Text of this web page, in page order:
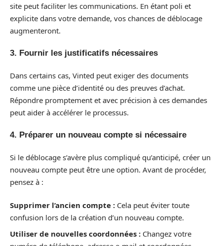
site peut faciliter les communications. En étant poli et
explicite dans votre demande, vos chances de déblocage
augmenteront.
3. Fournir les justificatifs nécessaires
Dans certains cas, Vinted peut exiger des documents
comme une pièce d’identité ou des preuves d’achat.
Répondre promptement et avec précision à ces demandes
peut aider à accélérer le processus.
4. Préparer un nouveau compte si nécessaire
Si le déblocage s’avère plus compliqué qu’anticipé, créer un
nouveau compte peut être une option. Avant de procéder,
pensez à :
Supprimer l’ancien compte : Cela peut éviter toute
confusion lors de la création d’un nouveau compte.
Utiliser de nouvelles coordonnées : Changez votre